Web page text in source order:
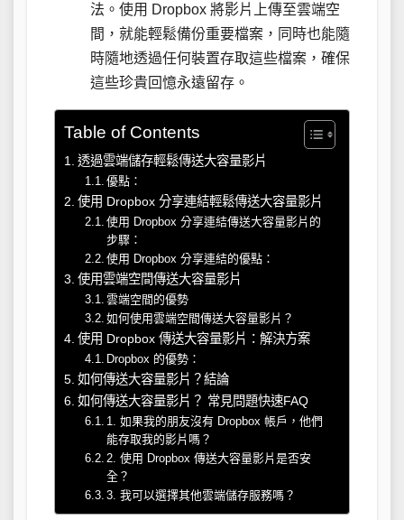
法。使用 Dropbox 將影片上傳至雲端空
間，就能輕鬆備份重要檔案，同時也能隨
時隨地透過任何裝置存取這些檔案，確保
這些珍貴回憶永遠留存。
Table of Contents
透過雲端儲存輕鬆傳送大容量影片
優點：
使用 Dropbox 分享連結輕鬆傳送大容量影片
使用 Dropbox 分享連結傳送大容量影片的
步驟：
使用 Dropbox 分享連結的優點：
使用雲端空間傳送大容量影片
雲端空間的優勢
如何使用雲端空間傳送大容量影片？
使用 Dropbox 傳送大容量影片：解決方案
Dropbox 的優勢：
如何傳送大容量影片？結論
如何傳送大容量影片？ 常見問題快速FAQ
1. 如果我的朋友沒有 Dropbox 帳戶，他們
能存取我的影片嗎？
2. 使用 Dropbox 傳送大容量影片是否安
全？
3. 我可以選擇其他雲端儲存服務嗎？